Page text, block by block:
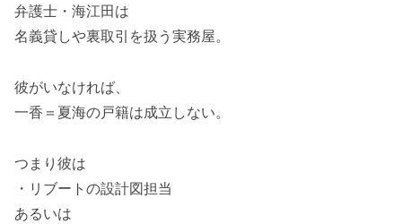
弁護士・海江田は
名義貸しや裏取引を扱う実務屋。
彼がいなければ、
一香＝夏海の戸籍は成立しない。
つまり彼は
・リブートの設計図担当
あるいは